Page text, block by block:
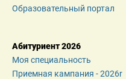
Образовательный портал
Абитуриент 2026
Моя специальность
Приемная кампания - 2026r